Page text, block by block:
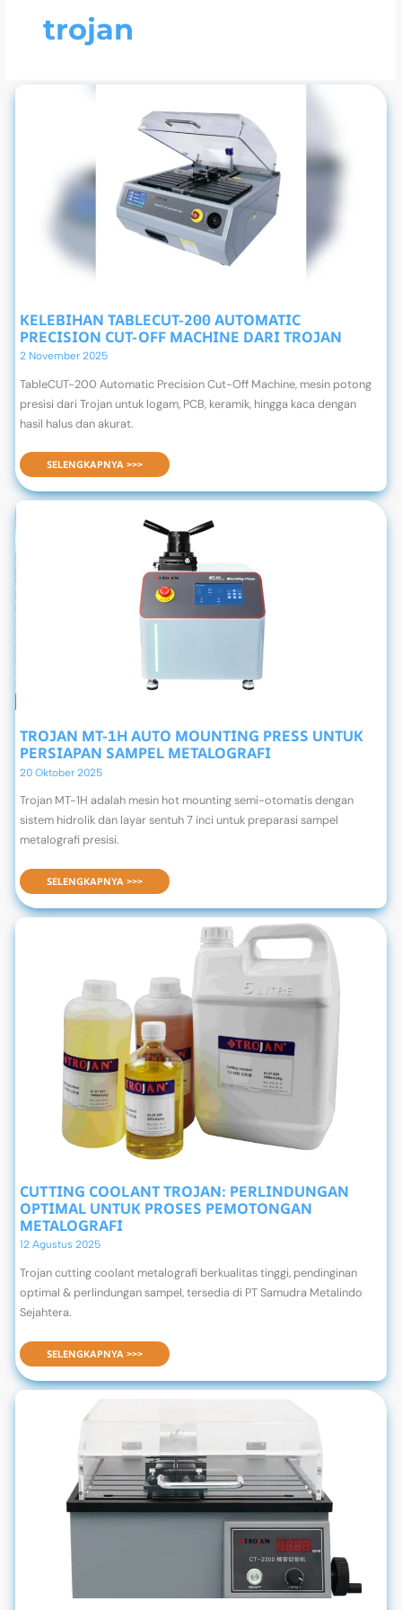
trojan
KELEBIHAN TABLECUT-200 AUTOMATIC
PRECISION CUT-OFF MACHINE DARI TROJAN
2 November 2025
TableCUT-200 Automatic Precision Cut-Off Machine, mesin potong
presisi dari Trojan untuk logam, PCB, keramik, hingga kaca dengan
hasil halus dan akurat.
KELEBIHAN TABLECUT-200 AUTOMATIC PRECISION CUT-OFF MACHINE DARI TROJAN
SELENGKAPNYA >>>
TROJAN MT-1H AUTO MOUNTING PRESS UNTUK
PERSIAPAN SAMPEL METALOGRAFI
20 Oktober 2025
Trojan MT-1H adalah mesin hot mounting semi-otomatis dengan
sistem hidrolik dan layar sentuh 7 inci untuk preparasi sampel
metalografi presisi.
TROJAN MT-1H AUTO MOUNTING PRESS UNTUK PERSIAPAN SAMPEL METALOGRAFI
SELENGKAPNYA >>>
CUTTING COOLANT TROJAN: PERLINDUNGAN
OPTIMAL UNTUK PROSES PEMOTONGAN
METALOGRAFI
12 Agustus 2025
Trojan cutting coolant metalografi berkualitas tinggi, pendinginan
optimal & perlindungan sampel, tersedia di PT Samudra Metalindo
Sejahtera.
CUTTING COOLANT TROJAN: PERLINDUNGAN OPTIMAL UNTUK PROSES PEMOTONGAN METALOGRAFI
SELENGKAPNYA >>>